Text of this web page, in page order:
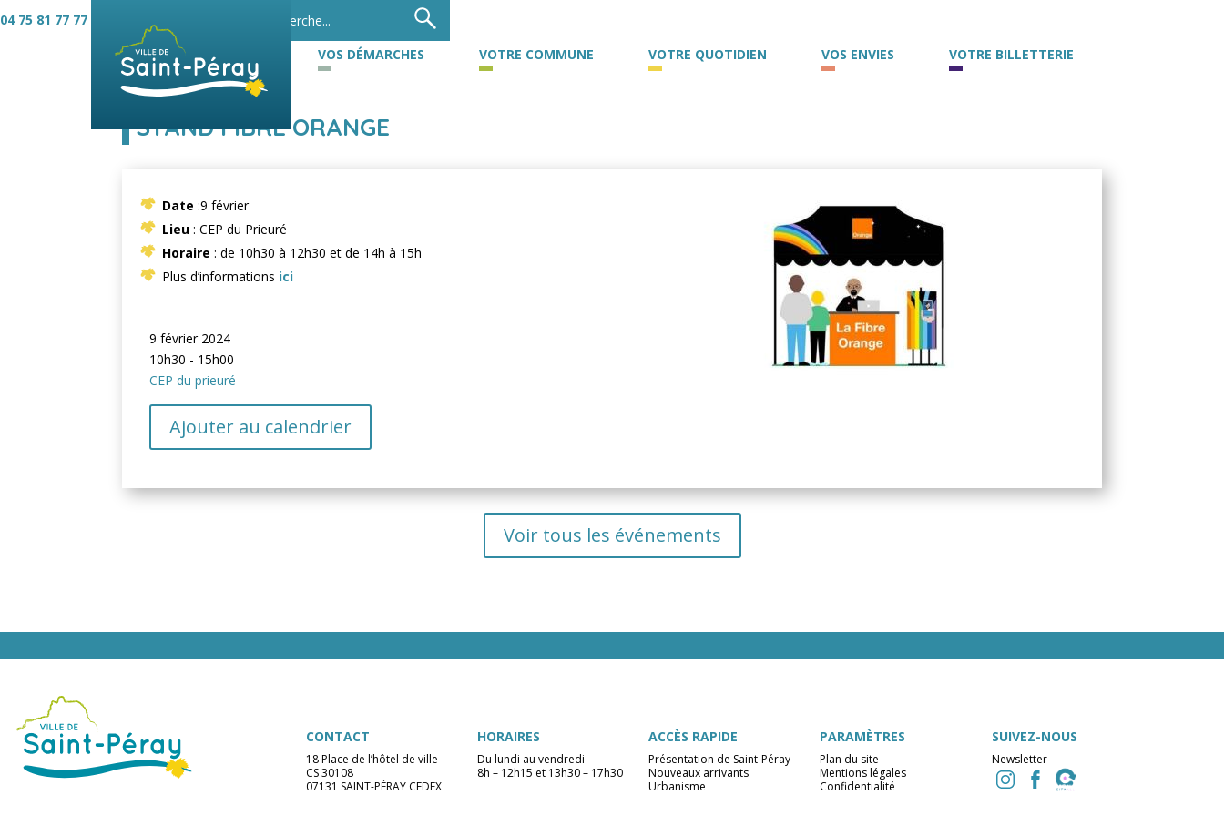
04 75 81 77 77
VOS DÉMARCHES VOTRE COMMUNE VOTRE QUOTIDIEN VOS ENVIES VOTRE BILLETTERIE
STAND FIBRE ORANGE
Date :9 février
Lieu: CEP du Prieuré
Horaire : de 10h30 à 12h30 et de 14h à 15h
Plus d’informations ici
9 février 2024
10h30 - 15h00
CEP du prieuré
Ajouter au calendrier
Voir tous les événements
CONTACT
18 Place de l’hôtel de ville
CS 30108
07131 SAINT-PÉRAY CEDEX
HORAIRES
Du lundi au vendredi
8h – 12h15 et 13h30 – 17h30
ACCÈS RAPIDE
Présentation de Saint-Péray
Nouveaux arrivants
Urbanisme
PARAMÈTRES
Plan du site
Mentions légales
Confidentialité
SUIVEZ-NOUS
Newsletter